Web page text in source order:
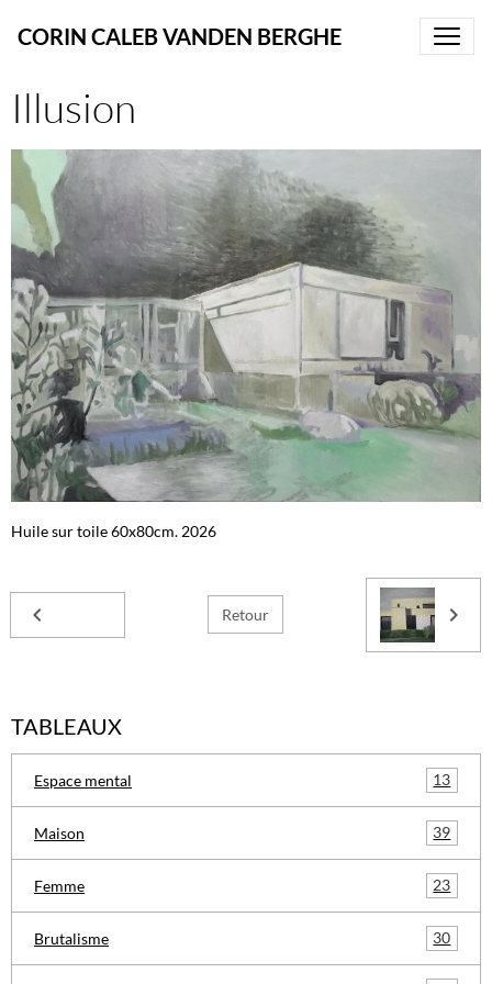
CORIN CALEB VANDEN BERGHE
Illusion
Huile sur toile 60x80cm. 2026
Retour
TABLEAUX
Espace mental 13
Maison 39
Femme 23
Brutalisme 30